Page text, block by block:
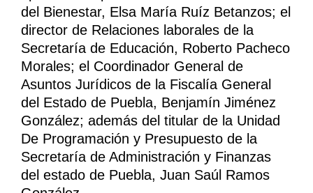
del Bienestar, Elsa María Ruíz Betanzos; el
director de Relaciones laborales de la
Secretaría de Educación, Roberto Pacheco
Morales; el Coordinador General de
Asuntos Jurídicos de la Fiscalía General
del Estado de Puebla, Benjamín Jiménez
González; además del titular de la Unidad
De Programación y Presupuesto de la
Secretaría de Administración y Finanzas
del estado de Puebla, Juan Saúl Ramos